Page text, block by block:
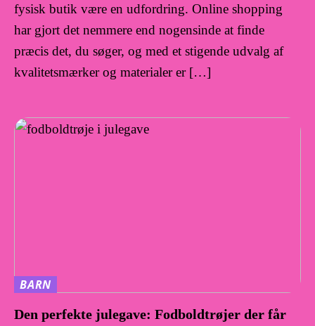
fysisk butik være en udfordring. Online shopping
har gjort det nemmere end nogensinde at finde
præcis det, du søger, og med et stigende udvalg af
kvalitetsmærker og materialer er […]
BARN
Den perfekte julegave: Fodboldtrøjer der får